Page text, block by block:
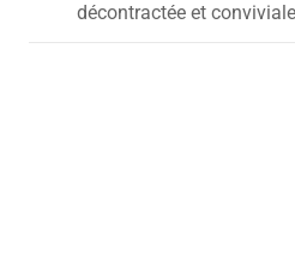
décontractée et